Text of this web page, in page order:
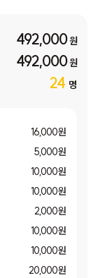
492,000원
492,000원
24 명
16,000 원
5,000 원
10,000 원
10,000 원
2,000 원
10,000 원
10,000 원
20,000 원